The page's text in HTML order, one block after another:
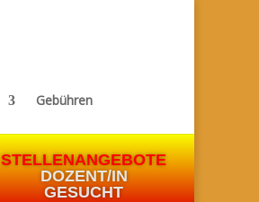
Gebühren
STELLENANGEBOTE
DOZENT/IN
GESUCHT